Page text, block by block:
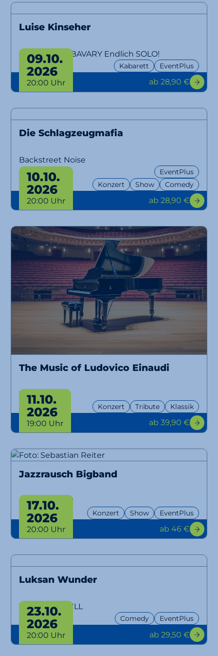
Luise Kinseher
MARY FROM BAVARY Endlich SOLO!
Kabarett EventPlus
09.10.
2026
20:00 Uhr ab 28,90 €
Die Schlagzeugmafia
Backstreet Noise
Konzert Show Comedy
EventPlus
10.10.
2026
20:00 Uhr ab 28,90 €
The Music of Ludovico Einaudi
Tribute
Konzert Tribute Klassik
11.10.
2026
19:00 Uhr ab 39,90 €
Jazzrausch Bigband
Bangers Only!
Konzert Show EventPlus
17.10.
2026
20:00 Uhr ab 46 €
Luksan Wunder
WTFM100, NULL
Comedy EventPlus
23.10.
2026
20:00 Uhr ab 29,50 €